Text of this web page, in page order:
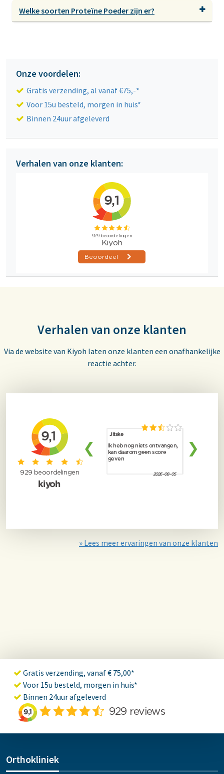
Onze voordelen:
Gratis verzending, al vanaf €75,-*
Voor 15u besteld, morgen in huis*
Binnen 24uur afgeleverd
Verhalen van onze klanten:
Welke soorten Proteïne Poeder zijn er?
Verhalen van onze klanten
Via de website van Kiyoh laten onze klanten een onafhankelijke
reactie achter.
» Lees meer ervaringen van onze klanten
Gratis verzending, vanaf € 75,00*
Voor 15u besteld, morgen in huis*
Binnen 24uur afgeleverd
Orthokliniek